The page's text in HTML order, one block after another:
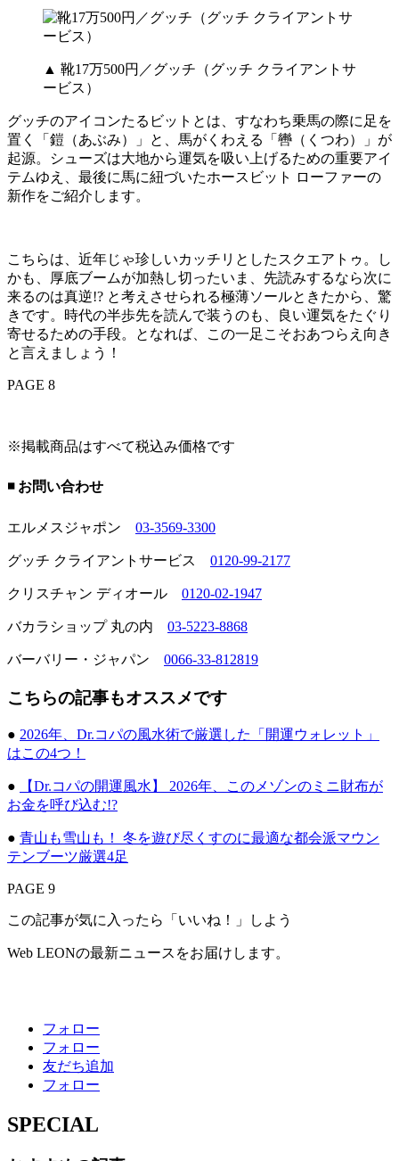
▲ 靴17万500円／グッチ（グッチ クライアントサ
ービス）
グッチのアイコンたるビットとは、すなわち乗馬の際に足を
置く「鎧（あぶみ）」と、馬がくわえる「轡（くつわ）」が
起源。シューズは大地から運気を吸い上げるための重要アイ
テムゆえ、最後に馬に紐づいたホースビット ローファーの
新作をご紹介します。
こちらは、近年じゃ珍しいカッチリとしたスクエアトゥ。し
かも、厚底ブームが加熱し切ったいま、先読みするなら次に
来るのは真逆!? と考えさせられる極薄ソールときたから、驚
きです。時代の半歩先を読んで装うのも、良い運気をたぐり
寄せるための手段。となれば、この一足こそおあつらえ向き
と言えましょう！
PAGE 8
※掲載商品はすべて税込み価格です
◾️ お問い合わせ
エルメスジャポン 03-3569-3300
グッチ クライアントサービス 0120-99-2177
クリスチャン ディオール 0120-02-1947
バカラショップ 丸の内 03-5223-8868
バーバリー・ジャパン 0066-33-812819
こちらの記事もオススメです
● 2026年、Dr.コパの風水術で厳選した「開運ウォレット」
はこの4つ！
●
【Dr.コパの開運風水】 2026年、このメゾンのミニ財布が
お金を呼び込む!?
● 青山も雪山も！ 冬を遊び尽くすのに最適な都会派マウン
テンブーツ厳選4足
PAGE 9
この記事が気に入ったら「いいね！」しよう
Web LEONの最新ニュースをお届けします。
フォロー
フォロー
友だち追加
フォロー
SPECIAL